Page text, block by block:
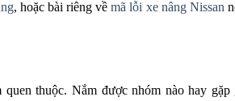
, hoặc bài riêng vềmã lỗi xe nâng Nissan
thuộc. Nắm được nhóm nào hay gặp